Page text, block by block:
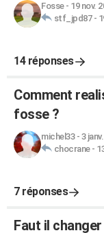
Fosse- 19 nov.
stf_jpd87-
14 réponses
Comment
fosse ?
michel33- 3
chocrane-
7 réponses
Faut il